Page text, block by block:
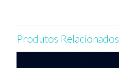
Produtos Relacionados